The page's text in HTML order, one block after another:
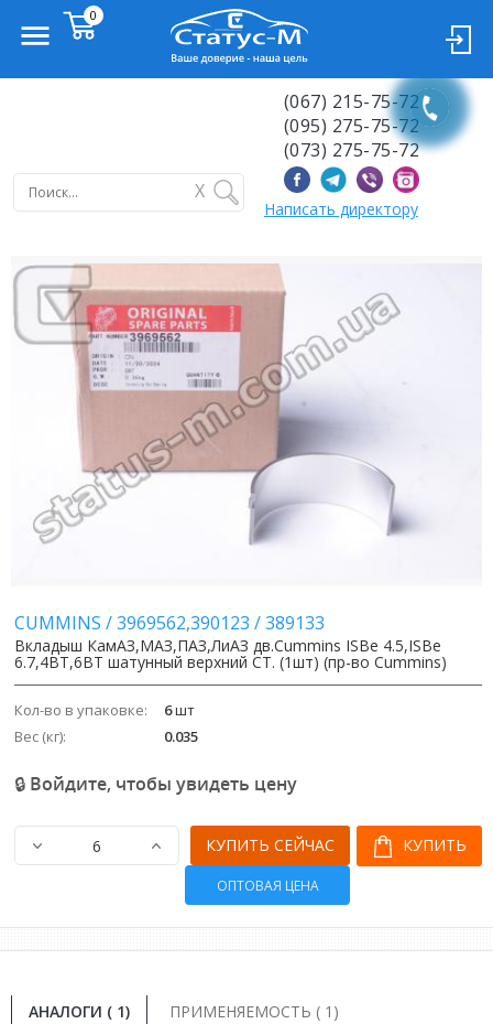
X
(067) 215-75-72
(095) 275-75-72
(073) 275-75-72
Написать директору
Previous
Image
CUMMINS /3969562,390123 /389133
Вкладыш КамАЗ,МАЗ,ПАЗ,ЛиАЗ дв.Cummins ISBe 4.5,ISBe
6.7,4BT,6BT шатунный верхний СТ. (1шт) (пр-во Cummins)
Кол-во в упаковке: 6шт
Вес (кг):
0.035
🔒 Войдите, чтобы увидеть цену
КУПИТЬ
КУПИТЬ СЕЙЧАС
ОПТОВАЯ ЦЕНА
АНАЛОГИ ( 1)
ПРИМЕНЯЕМОСТЬ ( 1)